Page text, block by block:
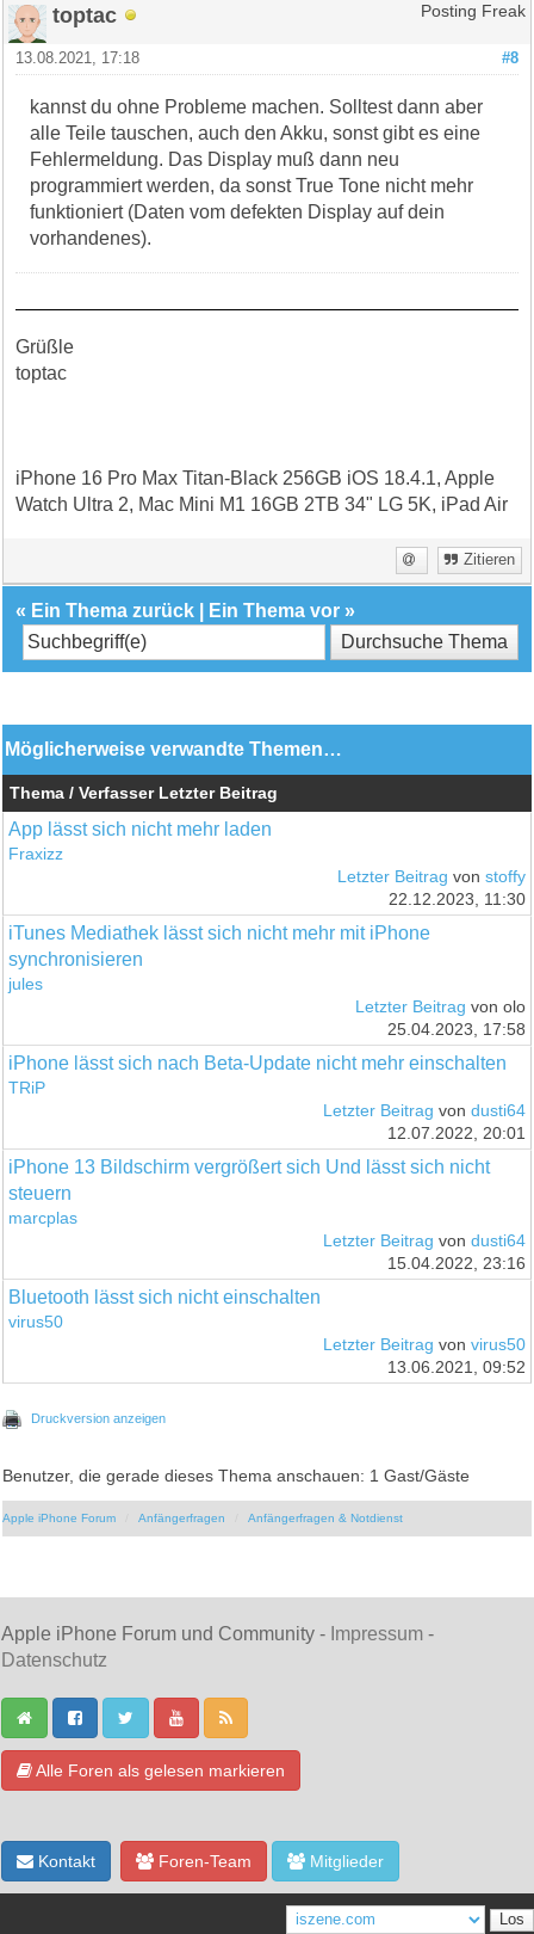
toptac Posting Freak
#8
13.08.2021, 17:18
kannst du ohne Probleme machen. Solltest dann aber
alle Teile tauschen, auch den Akku, sonst gibt es eine
Fehlermeldung. Das Display muß dann neu
programmiert werden, da sonst True Tone nicht mehr
funktioniert (Daten vom defekten Display auf dein
vorhandenes).
Grüßle
toptac
iPhone 16 Pro Max Titan-Black 256GB iOS 18.4.1, Apple
Watch Ultra 2, Mac Mini M1 16GB 2TB 34" LG 5K, iPad Air
Zitieren
« Ein Thema zurück Ein Thema vor »
Möglicherweise verwandte Themen…
Thema / Verfasser Letzter Beitrag
App lässt sich nicht mehr laden
Fraxizz
Letzter Beitrag von stoffy
22.12.2023, 11:30
iTunes Mediathek lässt sich nicht mehr mit iPhone
synchronisieren
jules
Letzter Beitrag von olo
25.04.2023, 17:58
iPhone lässt sich nach Beta-Update nicht mehr einschalten
TRiP
Letzter Beitrag von dusti64
12.07.2022, 20:01
iPhone 13 Bildschirm vergrößert sich Und lässt sich nicht
steuern
marcplas
Letzter Beitrag von dusti64
15.04.2022, 23:16
Bluetooth lässt sich nicht einschalten
virus50
Letzter Beitrag von virus50
13.06.2021, 09:52
Druckversion anzeigen
Benutzer, die gerade dieses Thema anschauen: 1 Gast/Gäste
Apple iPhone Forum Anfängerfragen Anfängerfragen & Notdienst
Apple iPhone Forum und Community - Impressum -
Datenschutz
Alle Foren als gelesen markieren
Kontakt Foren-Team Mitglieder